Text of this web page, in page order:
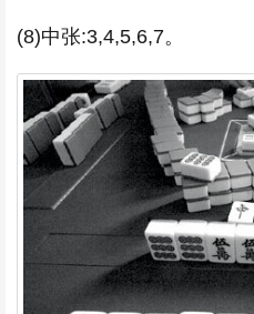
(8)中张:3,4,5,6,7。